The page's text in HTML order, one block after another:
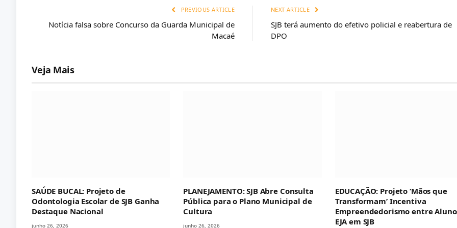
PREVIOUS ARTICLE
Notícia falsa sobre Concurso da Guarda Municipal de
Macaé
NEXT ARTICLE
SJB terá aumento do efetivo policial e reabertura de
DPO
Veja Mais
SAÚDE BUCAL: Projeto de
Odontologia Escolar de SJB Ganha
Destaque Nacional
junho 26, 2026
PLANEJAMENTO: SJB Abre Consulta
Pública para o Plano Municipal de
Cultura
junho 26, 2026
EDUCAÇÃO: Projeto ‘Mãos que
Transformam’ Incentiva
Empreendedorismo entre
EJA em SJB